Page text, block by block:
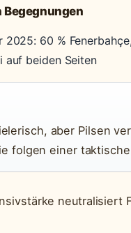
60 %
auf beiden Seiten
aber Pilsen
folgen einer
neutralisiert